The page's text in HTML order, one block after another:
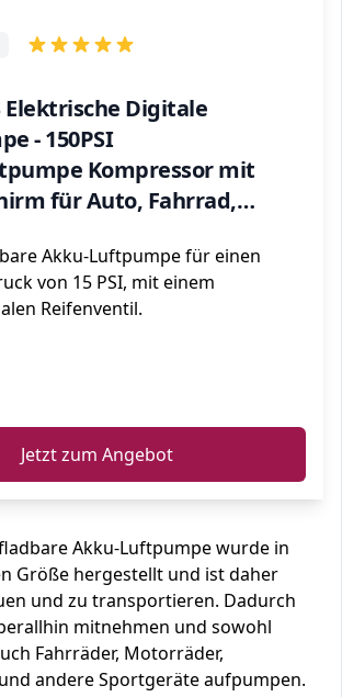
Elektrische Digitale
- 150PSI
Kompressor mit
für Auto, Fahrrad,
Akku-Luftpumpe für einen
von 15 PSI, mit einem
Reifenventil.
Jetzt zum Angebot
Akku-Luftpumpe wurde in
Größe hergestellt und ist daher
und zu transportieren. Dadurch
mitnehmen und sowohl
Fahrräder, Motorräder,
andere Sportgeräte aufpumpen.